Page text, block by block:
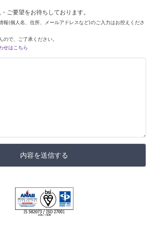
ご要望をお待ちしております。
報(個人名、住所、メールアドレスなど)のご入力はお控えくださ
で、ご了承ください。
せはこちら
内容を送信する